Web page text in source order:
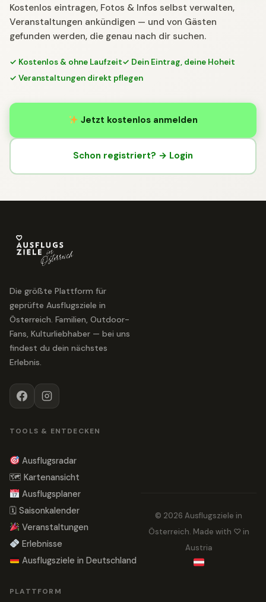
Kostenlos eintragen, Fotos & Infos selbst verwalten,
Veranstaltungen ankündigen — und von Gästen
gefunden werden, die genau nach dir suchen.
✓ Kostenlos & ohne Laufzeit✓ Dein Eintrag, deine Hoheit
✓ Veranstaltungen direkt pflegen
Jetzt kostenlos anmelden
Schon registriert? → Login
Die größte Plattform für
geprüfte Ausflugsziele in
Österreich. Familien, Outdoor-
Fans, Kulturliebhaber — bei uns
findest du dein nächstes
Erlebnis.
TOOLS & ENTDECKEN
Ausflugsradar
🗺 Kartenansicht
Ausflugsplaner
🗓 Saisonkalender
Veranstaltungen
Erlebnisse
Ausflugsziele in Deutschland
PLATTFORM
© 2026 Ausflugsziele in
Österreich. Made with ♡ in
Austria